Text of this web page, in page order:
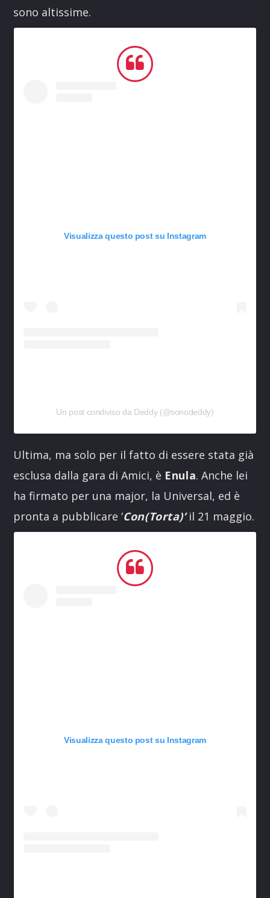
sono altissime.
Visualizza questo post su Instagram
Un post condiviso da Deddy (@sonodeddy)
Ultima, ma solo per il fatto di essere stata già
esclusa dalla gara di Amici, è Enula. Anche lei
ha firmato per una major, la Universal, ed è
pronta a pubblicare ‘Con(Torta)’il 21 maggio.
Visualizza questo post su Instagram